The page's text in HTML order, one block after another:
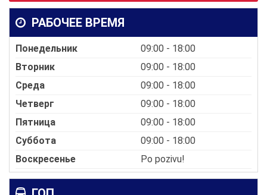
РАБОЧЕЕ ВРЕМЯ
Понедельник
09:00 - 18:00
Вторник
09:00 - 18:00
Среда
09:00 - 18:00
Четверг
09:00 - 18:00
Пятница
09:00 - 18:00
Суббота
09:00 - 18:00
Воскресенье
Po pozivu!